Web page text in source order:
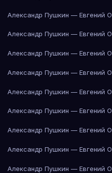
Александр Пушкин — Евгений
Александр Пушкин — Евгений
Александр Пушкин — Евгений
Александр Пушкин — Евгений
Александр Пушкин — Евгений
Александр Пушкин — Евгений
Александр Пушкин — Евгений
Александр Пушкин — Евгений
Александр Пушкин — Евгений